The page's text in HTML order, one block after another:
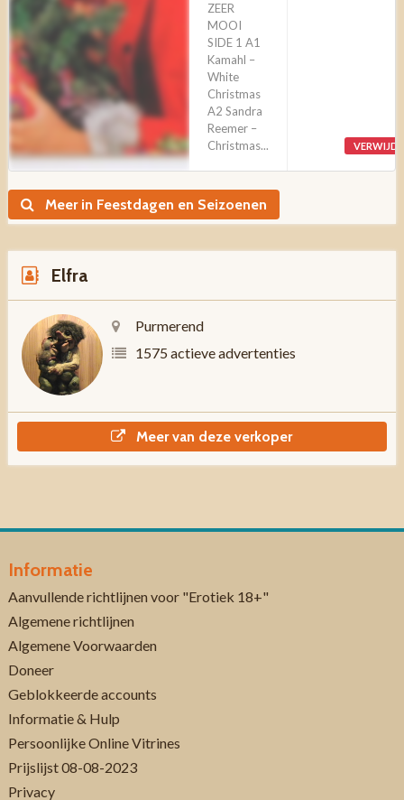
ZEER
MOOI
SIDE 1 A1
Kamahl –
White
Christmas
A2 Sandra
Reemer –
Christmas...
Meer in Feestdagen en Seizoenen
Elfra
Purmerend
1575 actieve advertenties
Meer van deze verkoper
Informatie
Aanvullende richtlijnen voor "Erotiek 18+"
Algemene richtlijnen
Algemene Voorwaarden
Doneer
Geblokkeerde accounts
Informatie & Hulp
Persoonlijke Online Vitrines
Prijslijst 08-08-2023
Privacy